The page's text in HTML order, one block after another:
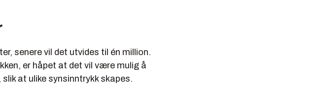
senere vil det utvides til én million.
er håpet at det vil være mulig å
at ulike synsinntrykk skapes.